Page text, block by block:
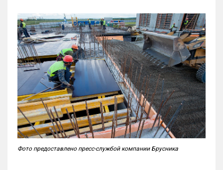
Фото предоставлено пресс-службой компании Брусника